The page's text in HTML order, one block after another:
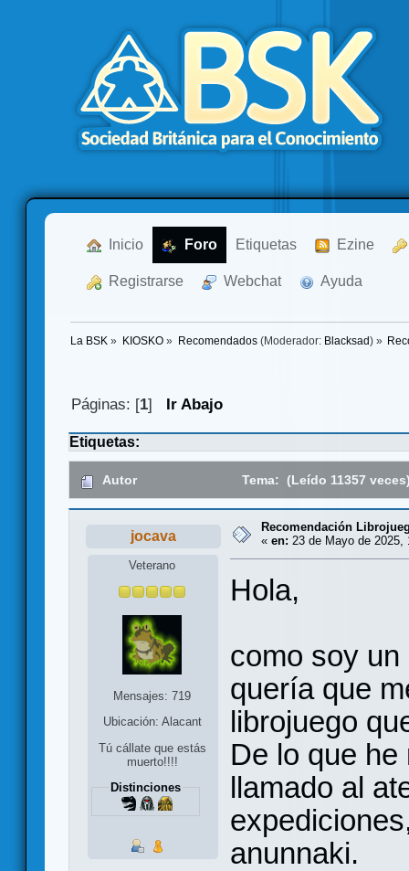
Inicio Foro Etiquetas Ezine
Registrarse Webchat Ayuda
La BSK » KIOSKO» Recomendados(Moderador: Blacksad ) »
Páginas: [1] Ir Abajo
Etiquetas:
Autor Tema: (Leído 11357
jocava
Veterano
Mensajes: 719
Ubicación: Alacant
Tú cállate que estás
muerto!!!!
Distinciones
Recomendación
« en: 23 de Mayo de 2025,
Hola,
como soy
quería que
librojuego
De lo que
llamado al
anunnaki.